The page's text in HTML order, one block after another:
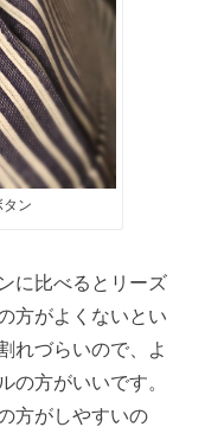
ン
に比べるとリーズ
方がよくないとい
れづらいので、よ
の方がいいです。
方がしやすいの